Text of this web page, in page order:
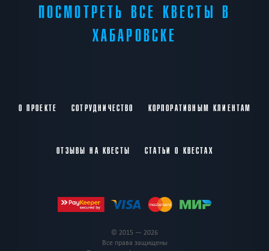
ПОСМОТРЕТЬ ВСЕ КВЕСТЫ В
ХАБАРОВСКЕ
О ПРОЕКТЕ СОТРУДНИЧЕСТВО КОРПОРАТИВНЫМ КЛИЕНТАМ
ОТЗЫВЫ НА КВЕСТЫ СТАТЬИ О КВЕСТАХ
© 2015 — 2026
Все права защищены